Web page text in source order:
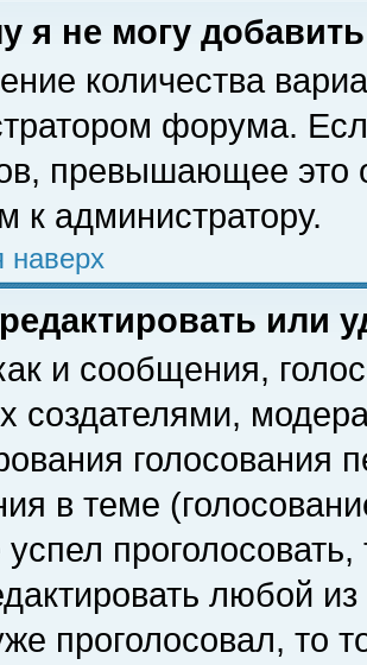
я не могу
количества
форума.
превышающее это
к администратору.
наверх
или
и сообщения,
создателями,
голосования
в теме
успел
любой
проголосовал, то